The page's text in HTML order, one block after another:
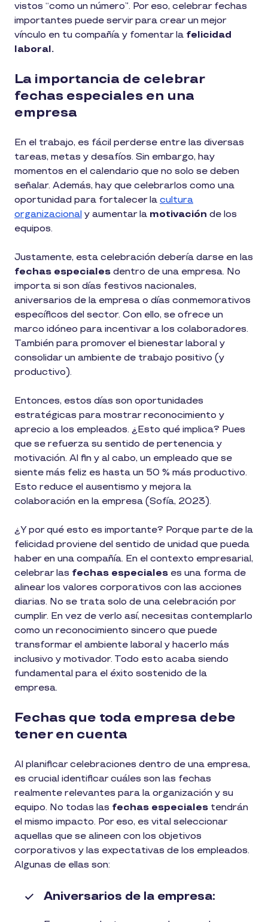
vistos “como un número”. Por eso, celebrar fechas
importantes puede servir para crear un mejor
vínculo en tu compañía y fomentar la felicidad
laboral.
La importancia de celebrar
fechas especiales en una
empresa
En el trabajo, es fácil perderse entre las diversas
tareas, metas y desafíos. Sin embargo, hay
momentos en el calendario que no solo se deben
señalar. Además, hay que celebrarlos como una
oportunidad para fortalecer la cultura
organizacional y aumentar la motivación de los
equipos.
Justamente, esta celebración debería darse en las
fechas especiales dentro de una empresa. No
importa si son días festivos nacionales,
aniversarios de la empresa o días conmemorativos
específicos del sector. Con ello, se ofrece un
marco idóneo para incentivar a los colaboradores.
También para promover el bienestar laboral y
consolidar un ambiente de trabajo positivo (y
productivo).
Entonces, estos días son oportunidades
estratégicas para mostrar reconocimiento y
aprecio a los empleados. ¿Esto qué implica? Pues
que se refuerza su sentido de pertenencia y
motivación. Al fin y al cabo, un empleado que se
siente más feliz es hasta un 50 % más productivo.
Esto reduce el ausentismo y mejora la
colaboración en la empresa (Sofía, 2023).
¿Y por qué esto es importante? Porque parte de la
felicidad proviene del sentido de unidad que pueda
haber en una compañía. En el contexto empresarial,
celebrar las fechas especiales es una forma de
alinear los valores corporativos con las acciones
diarias. No se trata solo de una celebración por
cumplir. En vez de verlo así, necesitas contemplarlo
como un reconocimiento sincero que puede
transformar el ambiente laboral y hacerlo más
inclusivo y motivador. Todo esto acaba siendo
fundamental para el éxito sostenido de la
empresa.
Fechas que toda empresa debe
tener en cuenta
Al planificar celebraciones dentro de una empresa,
es crucial identificar cuáles son las fechas
realmente relevantes para la organización y su
equipo. No todas las fechas especiales tendrán
el mismo impacto. Por eso, es vital seleccionar
aquellas que se alineen con los objetivos
corporativos y las expectativas de los empleados.
Algunas de ellas son:
Aniversarios de la empresa: